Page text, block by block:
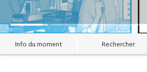
Info du moment Rechercher